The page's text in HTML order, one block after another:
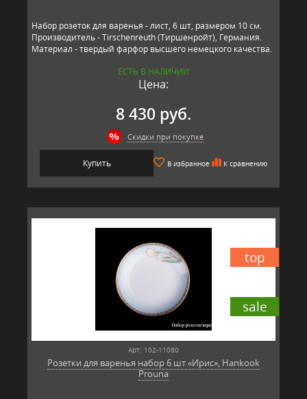
Набор розеток для варенья - лист, 6 шт, размером 10 см.
Производитель - Tirschenreuth (Тиршенройт), Германия.
Материал - твердый фарфор высшего немецкого качества.
ЕСТЬ В НАЛИЧИИ
Цена:
8 430 руб.
Скидки при покупке
Купить В избранное К сравнению
sale
top
Арт: 102-11080
Розетки для варенья набор 6 шт «Ирис», Hankook
Prouna